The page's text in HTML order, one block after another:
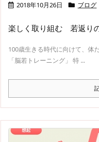
2018年10月26日 ブログ
楽しく取り組む 若返り
100歳生きる時代に向けて、体
「脳若トレーニング」 特 ...